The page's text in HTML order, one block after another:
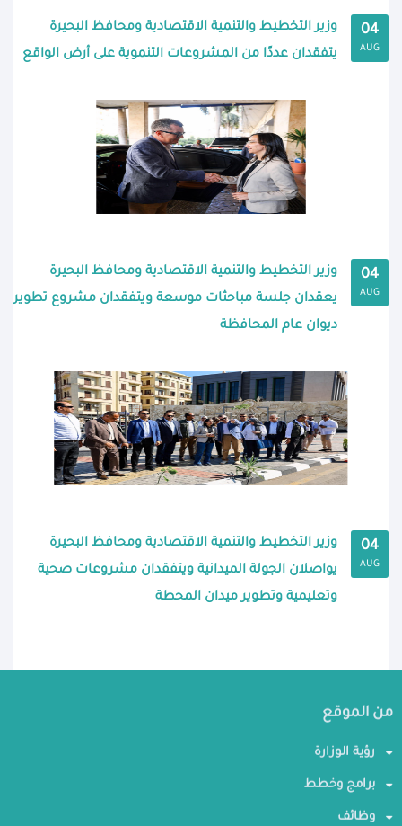
04
AUG
وزير التخطيط والتنمية الاقتصادية ومحافظ البحيرة
يتفقدان عددًا من المشروعات التنموية على أرض الواقع
04
AUG
وزير التخطيط والتنمية الاقتصادية ومحافظ البحيرة
يعقدان جلسة مباحثات موسعة ويتفقدان مشروع تطوير
ديوان عام المحافظة
04
AUG
وزير التخطيط والتنمية الاقتصادية ومحافظ البحيرة
يواصلان الجولة الميدانية ويتفقدان مشروعات صحية
وتعليمية وتطوير ميدان المحطة
من الموقع
رؤية الوزارة
برامج وخطط
وظائف